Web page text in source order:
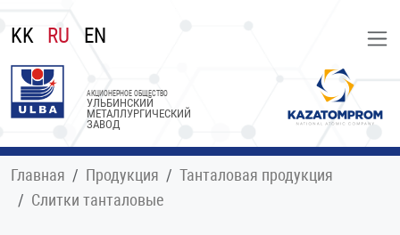
KK RU EN
УЛЬБИНСКИЙ
МЕТАЛЛУРГИЧЕСКИЙ
ЗАВОД
АКЦИОНЕРНОЕ ОБЩЕСТВО
Главная Продукция
Танталовая продукция
Слитки танталовые